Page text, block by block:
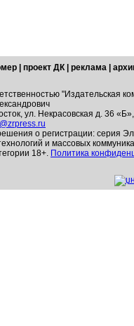
проект ДК реклама
"Издательская
ул. Некрасовская д. 36
о регистрации: серия
и массовых
18+. Политика